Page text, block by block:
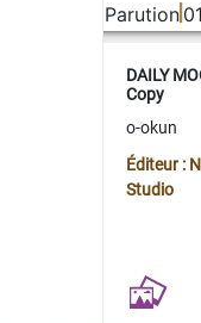
Parution
DAILY
Copy
o-okun
Éditeur :
Studio